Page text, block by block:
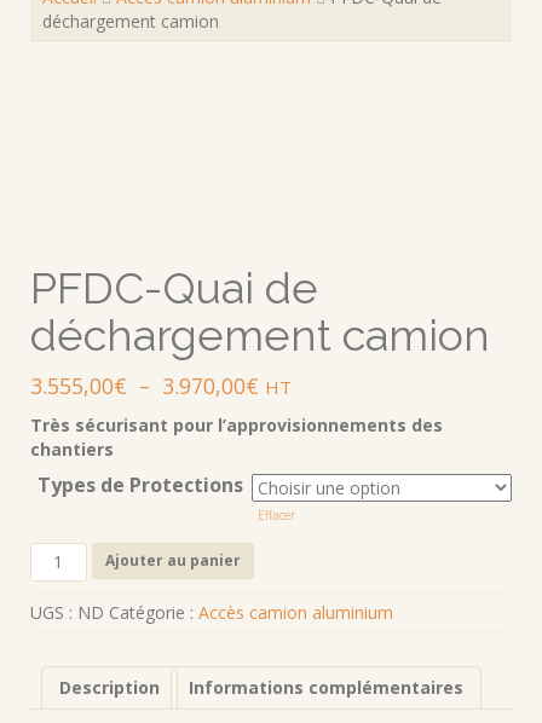
déchargement camion
PFDC-Quai de
déchargement camion
3.555,00€ – 3.970,00€ Plage
de
3.555,00€
à
HT
Très sécurisant pour l’approvisionnements des
chantiers
Types de Protections
Effacer
quantité
de
PFDC-
Quai
déchargement
camion
Ajouter au panier
UGS : ND Catégorie : Accès camion aluminium
Description Informations complémentaires